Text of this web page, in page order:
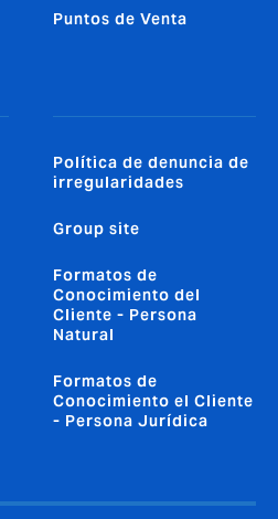
Puntos de Venta
Política de denuncia de
irregularidades
Group site
Formatos de
Conocimiento del
Cliente - Persona
Natural
Formatos de
Conocimiento el Cliente
- Persona Jurídica